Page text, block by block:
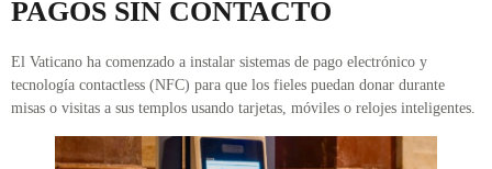
PAGOS SIN CONTACTO
El Vaticano ha comenzado a instalar sistemas de pago electrónico y
tecnología contactless (NFC) para que los fieles puedan donar durante
misas o visitas a sus templos usando tarjetas, móviles o relojes inteligentes.